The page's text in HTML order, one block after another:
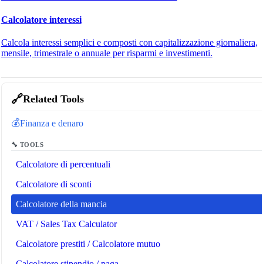
🔗Related Tools
💰Finanza e denaro
🔧 TOOLS
Calcolatore di percentuali
Calcolatore di sconti
Calcolatore della mancia
VAT / Sales Tax Calculator
Calcolatore prestiti / Calcolatore mutuo
Calcolatore interessi
Calcola interessi semplici e composti con capitalizzazione giornaliera,
mensile, trimestrale o annuale per risparmi e investimenti.